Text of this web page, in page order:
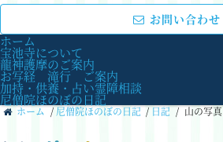
お問い合わせ
ホーム
宝池寺について
龍神護摩のご案内
お写経 滝行 ご案内
加持・供養・占い霊障相談
尼僧院ほのぼの日記
ホーム / 尼僧院ほのぼの日記 / 日記 / 山の写真